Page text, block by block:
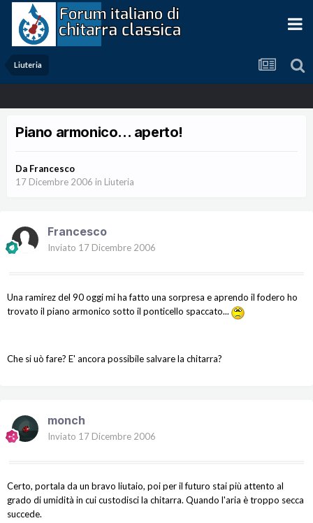
Liuteria
Piano armonico... aperto!
Da Francesco
17 Dicembre 2006 in Liuteria
Francesco
Inviato 17 Dicembre 2006
Una ramirez del 90 oggi mi ha fatto una sorpresa e aprendo il fodero ho
trovato il piano armonico sotto il ponticello spaccato...
Che si uò fare? E' ancora possibile salvare la chitarra?
monch
Inviato 17 Dicembre 2006
Certo, portala da un bravo liutaio, poi per il futuro stai più attento al
grado di umidità in cui custodisci la chitarra. Quando l'aria è troppo secca
succede.